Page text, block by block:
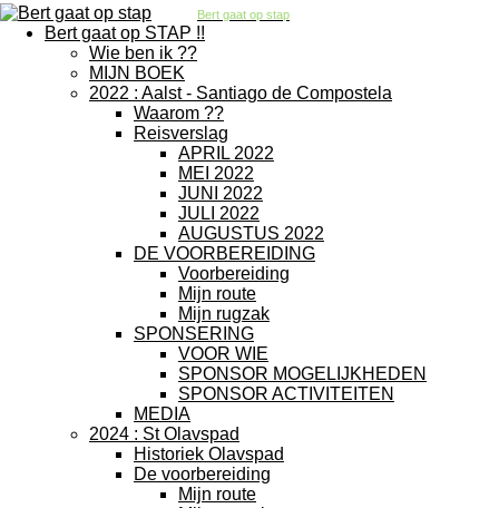
Bert gaat op stap
Bert gaat op STAP !!
Wie ben ik ??
MIJN BOEK
2022 : Aalst - Santiago de Compostela
Waarom ??
Reisverslag
APRIL 2022
MEI 2022
JUNI 2022
JULI 2022
AUGUSTUS 2022
DE VOORBEREIDING
Voorbereiding
Mijn route
Mijn rugzak
SPONSERING
VOOR WIE
SPONSOR MOGELIJKHEDEN
SPONSOR ACTIVITEITEN
MEDIA
2024 : St Olavspad
Historiek Olavspad
De voorbereiding
Mijn route